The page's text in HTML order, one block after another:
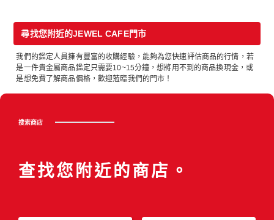
尋找您附近的JEWEL CAFE門市
我們的鑑定人員擁有豐富的收購經驗，能夠為您快速評估商品的行情，若
是一件貴金屬商品鑑定只需要10~15分鐘，想將用不到的商品換現金，或
是想免費了解商品價格，歡迎蒞臨我們的門市！
搜索商店
查找您附近的商店。